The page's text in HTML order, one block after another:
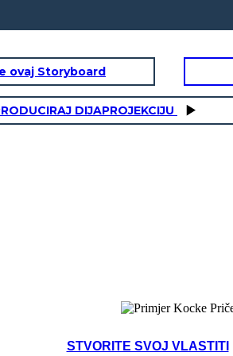
ovaj Storyboard
DIJAPROJEKCIJU
STVORITE SVOJ VLASTITI